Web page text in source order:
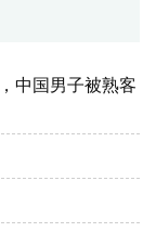
中国男子被熟客